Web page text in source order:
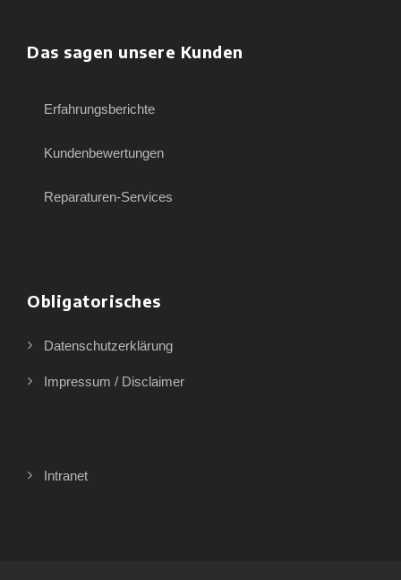
Das sagen unsere Kunden
Erfahrungsberichte
Kundenbewertungen
Reparaturen-Services
Obligatorisches
Datenschutzerklärung
Impressum / Disclaimer
Intranet